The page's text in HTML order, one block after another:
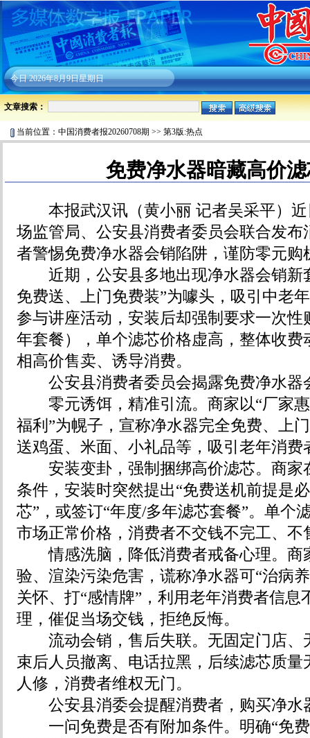
今日2026年8月9日星期日
文章搜索：
当前位置： 中国消费者报20260708期 >> 第3版:热点
免费净水器暗藏高价
本报武汉讯（黄小丽 记者吴采平）近
场监管局、公安县消费者委员会联合发布
者警惕免费净水器会销陷阱，谨防零元购
近期，公安县多地出现净水器会销新
免费送、上门免费装”为噱头，吸引中老
参与讲座活动，安装后却强制要求一次性
年套餐），单个滤芯价格虚高，整体收费
相高价售卖、诱导消费。
公安县消费者委员会揭露免费净水器
零元诱饵，精准引流。商家以“厂家惠
福利”为幌子，宣称净水器完全免费、上
送鸡蛋、米面、小礼品等，吸引老年消费
安装变卦，强制捆绑高价滤芯。商家
条件，安装时突然提出“免费送机前提是
芯”，或签订“年度/多年滤芯套餐”。单个
市场正常价格，消费者不交钱不完工、不
情感洗脑，降低消费者戒备心理。商
验、渲染污染危害，谎称净水器可“治病
关怀、打“感情牌”，利用老年消费者信息
理，催促当场交钱，拒绝反悔。
流动会销，售后失联。无固定门店、
束后人员撤离、电话拉黑，后续滤芯质量
人修，消费者维权无门。
公安县消委会提醒消费者，购买净水
一问免费是否有附加条件。明确“免费